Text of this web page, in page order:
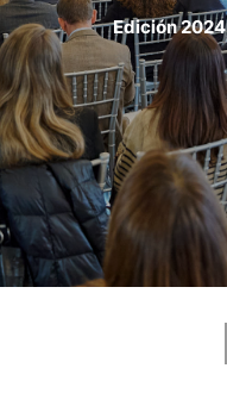
LEER MÁSEdición 2024